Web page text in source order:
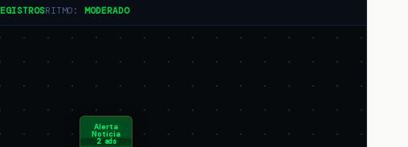
RITMO: MODERADO
Alerta
Noticia
2 ads